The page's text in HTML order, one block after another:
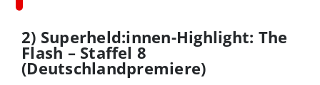
2) Superheld:innen-Highlight: The
Flash – Staffel 8
(Deutschlandpremiere)